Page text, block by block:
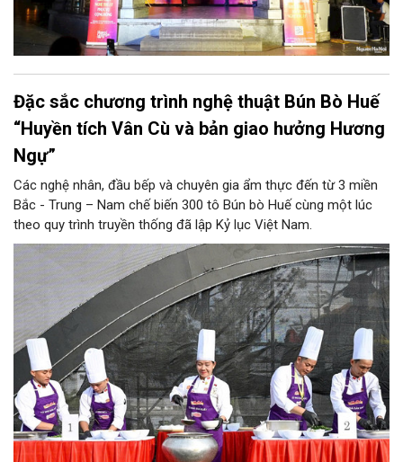
Đặc sắc chương trình nghệ thuật Bún Bò Huế
“Huyền tích Vân Cù và bản giao hưởng Hương
Ngự”
Các nghệ nhân, đầu bếp và chuyên gia ẩm thực đến từ 3 miền
Bắc - Trung – Nam chế biến 300 tô Bún bò Huế cùng một lúc
theo quy trình truyền thống đã lập Kỷ lục Việt Nam.